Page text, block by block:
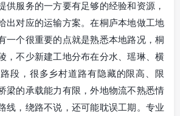
供服务的一方要有足够的经验和资源，
出对应的运输方案。在桐庐本地做工地
一个很重要的点就是熟悉本地路况，桐
，不少新建工地分布在分水、瑶琳、横
段，很多乡村道路有隐藏的限高、限
梁的承载能力有限，外地物流不熟悉情
线，绕路不说，还可能耽误工期。专业